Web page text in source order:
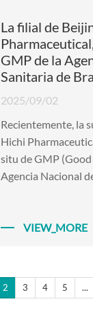
La filial de
GMP de la
Sanitaria de
2025/09/02
Recientemente, la
Hichi
situ de GMP
Agencia Nacional
VIEW_MORE
2 3 4 5 ...